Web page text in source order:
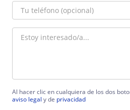
Al hacer clic en cualquiera de los dos
aviso legal y de privacidad